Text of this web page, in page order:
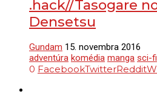
.hack//Tasogare
Densetsu
Gundam 15. novembra 2016
adventúra komédia manga sci-fi
0 FacebookTwitterReddit